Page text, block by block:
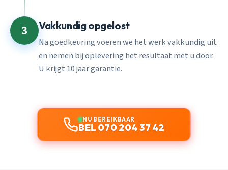
3 Vakkundig opgelost
Na goedkeuring voeren we het werk vakkundig uit
en nemen bij oplevering het resultaat met u door.
U krijgt 10 jaar garantie.
NU BEREIKBAAR
BEL 070 204 37 42